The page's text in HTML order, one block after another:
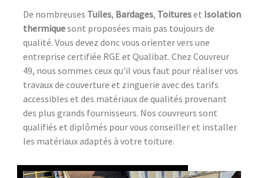
De nombreuses Tuiles, Bardages, Toitureset Isolation
thermiquesont proposées mais pas toujours de
qualité. Vous devez donc vous orienter vers une
entreprise certifiée RGE et Qualibat. Chez Couvreur
49, nous sommes ceux qu'il vous faut pour réaliser vos
travaux de couverture et zinguerie avec des tarifs
accessibles et des matériaux de qualités provenant
des plus grands fournisseurs. Nos couvreurs sont
qualifiés et diplômés pour vous conseiller et installer
les matériaux adaptés à votre toiture.